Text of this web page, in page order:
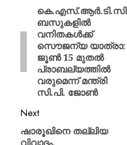
കെ.എസ്.ആർ.ടി.സി
ബസുകളിൽ
വനിതകൾക്ക്
സൌജന്യ യാത്രാ:
ജൂൺ 15 മുതൽ
പ്രാബല്യത്തിൽ
വരുമെന്ന് മന്ത്രി
സി.പി. ജോൺ
Next
ഷാരൂഖിനെ തല്ലിയ
വിവാദം,